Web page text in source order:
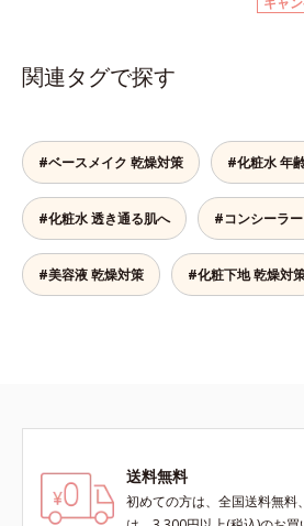
れのこと*3 デクスパンテノール
W*4 2022年5月 Mintel社データベ
にうるおいを与え、うるおいに満ち
たハリツヤ肌へ導く保湿成分
キシル
方に皮
では
テスト
おきな
現。シミやそばかすという「点」だ
引き起こしていることがわかりまし
た。そこでオルビス ブライト シリ
ーズは「メラニンにじみ」に着目し
て「高圧処理ビタミンC(*7)」を採
用。肌奥(*6)まで浸透し、シミやソ
バカスの原因となるメラニンの生成
を食い止めます。またオルビス独自
効成分と速効性と持続性、2種の保
サポート。全方位ケアのアプローチ
によって、肌本来の輝きを生かして
澄み渡る、輝き透明肌を叶えます。
して、
透明感
感を
ること
ビス ブ
ンにじ
タミン
浸透し
また
VCコ
みずみ
透明感
関連タグで探す
#ベースメイク 乾燥対策 #化粧水 年
#化粧水 透き通る肌へ #コンシーラ
#美容液 乾燥対策 #化粧下地 乾燥対
送料無料
初めての方は、全国送料無